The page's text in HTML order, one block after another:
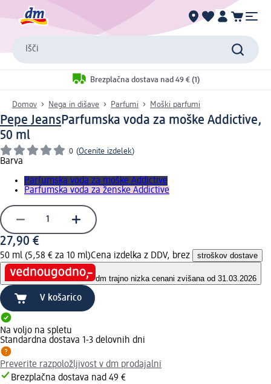
Išči
Brezplačna dostava nad 49 € (1)
Domov Nega in dišave Parfumi Moški parfumi
Pepe JeansParfumska voda za moške Addictive,
50 ml
0 (Ocenite izdelek)
Barva
Parfumska voda za moške Addictive
Parfumska voda za ženske Addictive
27,90 €
50 ml (5,58 € za 10 ml)Cena izdelka z DDV, brez stroškov dostave
dm trajno nizka cenani zvišana od 31.03.2026
V košarico
Na voljo na spletu
Standardna dostava 1-3 delovnih dni
Preverite razpoložljivost v dm prodajalni
Brezplačna dostava nad 49 €